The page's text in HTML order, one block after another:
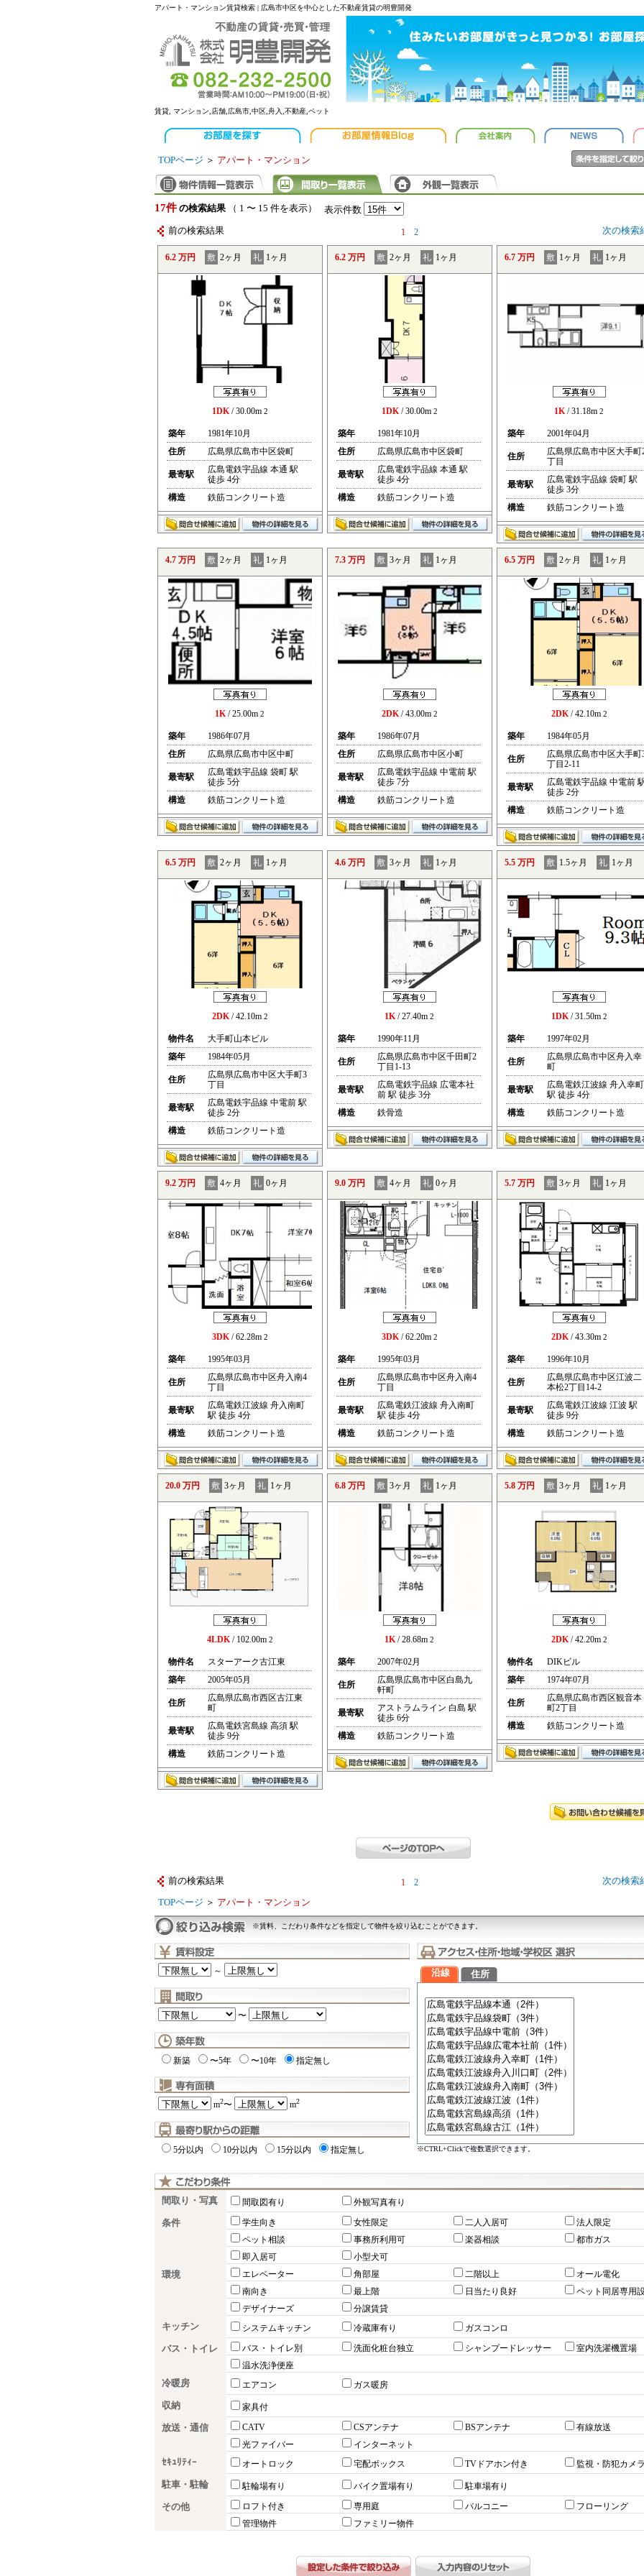
アパート・マンション賃貸検索 | 広島市中区を中心とした不動産賃貸の明豊開発
賃貸, マンション,店舗,広島市,中区,舟入,不動産,ペット
TOPページ ＞ アパート・マンション
17件 の検索結果（ 1 〜 15 件を表示） 表示件数
前の検索結果 1 2 次の検索
6.2 万円 敷 2ヶ月 礼 1ヶ月
1DK/ 30.00m 2
築年
1981年10月
住所
広島県広島市中区袋町
最寄駅
広島電鉄宇品線 本通 駅
徒歩 4分
構造
鉄筋コンクリート造
6.2 万円 敷 2ヶ月 礼 1ヶ月
1DK/ 30.00m 2
築年
1981年10月
住所
広島県広島市中区袋町
最寄駅
広島電鉄宇品線 本通 駅
徒歩 4分
構造
鉄筋コンクリート造
6.7 万円 敷 1ヶ月 礼 1ヶ月
1K/ 31.18m 2
築年 2001年04月
住所
広島県広島市中区大手町
丁目
最寄駅
広島電鉄宇品線 袋町 駅
徒歩 3分
構造
鉄筋コンクリート造
4.7 万円 敷 2ヶ月 礼 1ヶ月
1K/ 25.00m 2
築年
1986年07月
住所
広島県広島市中区中町
最寄駅
広島電鉄宇品線 袋町 駅
徒歩 5分
構造
鉄筋コンクリート造
7.3 万円 敷 3ヶ月 礼 1ヶ月
2DK/ 43.00m 2
築年
1986年07月
住所
広島県広島市中区小町
最寄駅
広島電鉄宇品線 中電前 駅
徒歩 7分
構造
鉄筋コンクリート造
6.5 万円 敷 2ヶ月 礼 1ヶ月
2DK/ 42.10m 2
築年 1984年05月
住所
広島県広島市中区大手町
丁目2-11
最寄駅
広島電鉄宇品線 中電前
徒歩 2分
構造
鉄筋コンクリート造
6.5 万円 敷 2ヶ月 礼 1ヶ月
2DK/ 42.10m 2
物件名
大手町山本ビル
築年
1984年05月
住所
広島県広島市中区大手町3
丁目
最寄駅
広島電鉄宇品線 中電前 駅
徒歩 2分
構造
鉄筋コンクリート造
4.6 万円 敷 3ヶ月 礼 1ヶ月
1K/ 27.40m 2
築年 1990年11月
住所
広島県広島市中区千田町2
丁目1-13
最寄駅
広島電鉄宇品線 広電本社
前 駅 徒歩 3分
構造
鉄骨造
5.5 万円 敷 1.5ヶ月 礼 1ヶ月
1DK/ 31.50m 2
築年 1997年02月
住所
広島県広島市中区舟入幸
町
最寄駅
広島電鉄江波線 舟入幸町
駅 徒歩 4分
構造
鉄筋コンクリート造
9.2 万円 敷 4ヶ月 礼 0ヶ月
3DK/ 62.28m 2
築年 1995年03月
住所
広島県広島市中区舟入南4
丁目
最寄駅
広島電鉄江波線 舟入南町
駅 徒歩 4分
構造
鉄筋コンクリート造
9.0 万円 敷 4ヶ月 礼 0ヶ月
3DK/ 62.20m 2
築年 1995年03月
住所
広島県広島市中区舟入南4
丁目
最寄駅
広島電鉄江波線 舟入南町
駅 徒歩 4分
構造
鉄筋コンクリート造
5.7 万円 敷 3ヶ月 礼 1ヶ月
2DK/ 43.30m 2
築年 1996年10月
住所
広島県広島市中区江波二
本松2丁目14-2
最寄駅
広島電鉄江波線 江波 駅
徒歩 9分
構造
鉄筋コンクリート造
20.0 万円 敷 3ヶ月 礼 1ヶ月
4LDK/ 102.00m 2
物件名
スターアーク古江東
築年
2005年05月
住所
広島県広島市西区古江東
町
最寄駅
広島電鉄宮島線 高須 駅
徒歩 9分
構造
鉄筋コンクリート造
6.8 万円 敷 3ヶ月 礼 1ヶ月
1K/ 28.68m 2
築年 2007年02月
住所
広島県広島市中区白島九
軒町
最寄駅
アストラムライン 白島 駅
徒歩 6分
構造
鉄筋コンクリート造
5.8 万円 敷 3ヶ月 礼 1ヶ月
2DK/ 42.20m 2
物件名
DIKビル
築年
1974年07月
住所
広島県広島市西区観音本
町2丁目
構造
鉄筋コンクリート造
前の検索結果 1 2 次の検索
TOPページ ＞ アパート・マンション
※賃料、こだわり条件などを指定して物件を絞り込むことができます。
～
〜
新築 〜5年 〜10年 指定無し
m2〜 m2
5分以内 10分以内 15分以内 指定無し
沿線 住所
※CTRL+Clickで複数選択できます。
間取り・写真 間取図有り 外観写真有り
条件 学生向き 女性限定 二人入居可
法人限定
ペット相談
事務所利用可 楽器相談
都市ガス
即入居可
小型犬可
環境 エレベーター 角部屋 二階以上
オール電化
南向き
最上階 日当たり良好
ペット同居専用
デザイナーズ
分譲賃貸
キッチン システムキッチン 冷蔵庫有り ガスコンロ
バス・トイレ バス・トイレ別 洗面化粧台独立 シャンプードレッサー
室内洗濯機置場
温水洗浄便座
冷暖房 エアコン ガス暖房
収納 家具付
放送・通信 CATV CSアンテナ BSアンテナ
有線放送
光ファイバー
インターネット
ｾｷｭﾘﾃｨｰ オートロック 宅配ボックス TVドアホン付き 監視・防犯カメ
駐車・駐輪 駐輪場有り バイク置場有り 駐車場有り
その他 ロフト付き 専用庭 バルコニー
フローリング
管理物件
ファミリー物件